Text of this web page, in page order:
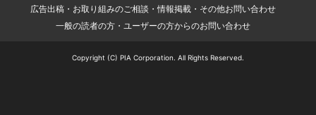
広告出稿・お取り組みのご相談・情報掲載・その他お問い合わせ
一般の読者の方・ユーザーの方からのお問い合わせ
Copyright (C) PIA Corporation. All Rights Reserved.